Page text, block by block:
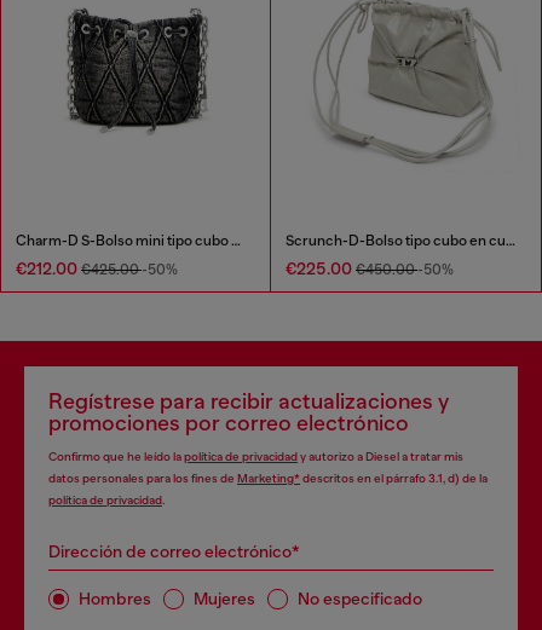
Charm-D S-Bolso mini tipo cubo en denim acolchado tratado
€212.00 €425.00-50%
Scrunch-D-Bolso tipo cubo en cuero arrugado y brillante
€225.00 €450.00-50%
Regístrese para recibir actualizaciones y
promociones por correo electrónico
Confirmo que he leído lapolítica de privacidady autorizo a Diesel a tratar mis
datos personales para los fines de Marketing*descritos en el párrafo 3.1, d) de la
política de privacidad
Dirección de correo electrónico*
Hombres Mujeres No especificado